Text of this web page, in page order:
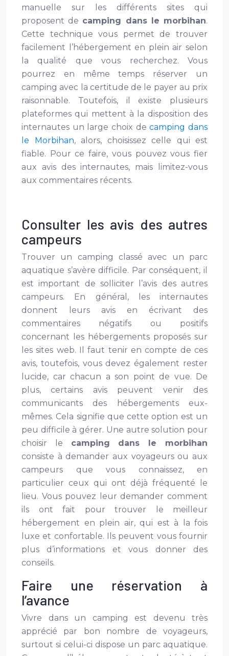
manuelle sur les différents sites qui
proposent de camping dans le morbihan.
Cette technique vous permet de trouver
facilement l’hébergement en plein air selon
la qualité que vous recherchez. Vous
pourrez en même temps réserver un
camping avec la certitude de le payer au prix
raisonnable. Toutefois, il existe plusieurs
plateformes qui mettent à la disposition des
internautes un large choix decamping dans
le Morbihan, alors, choisissez celle qui est
fiable. Pour ce faire, vous pouvez vous fier
aux avis des internautes, mais limitez-vous
aux commentaires récents.
Consulter les avis des autres
campeurs
Trouver un camping classé avec un parc
aquatique s’avère difficile. Par conséquent, il
est important de solliciter l’avis des autres
campeurs. En général, les internautes
donnent leurs avis en écrivant des
commentaires négatifs ou positifs
concernant les hébergements proposés sur
les sites web. Il faut tenir en compte de ces
avis, toutefois, vous devez également rester
lucide, car chacun a son point de vue. De
plus, certains avis peuvent venir des
communicants des hébergements eux-
mêmes. Cela signifie que cette option est un
peu difficile à gérer. Une autre solution pour
choisir le camping dans le morbihan
consiste à demander aux voyageurs ou aux
campeurs que vous connaissez, en
particulier ceux qui ont déjà fréquenté le
lieu. Vous pouvez leur demander comment
ils ont fait pour trouver le meilleur
hébergement en plein air, qui est à la fois
luxe et confortable. Ils peuvent vous fournir
plus d’informations et vous donner des
conseils.
Faire une réservation à
l’avance
Vivre dans un camping est devenu très
apprécié par bon nombre de voyageurs,
surtout si celui-ci dispose un parc aquatique.